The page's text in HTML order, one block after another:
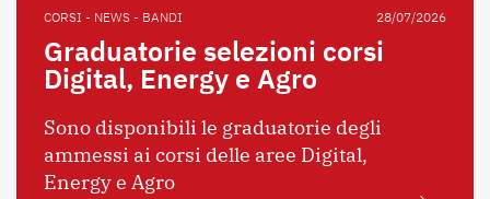
CORSI - NEWS - BANDI 28/07/2026
Graduatorie selezioni corsi
Digital, Energy e Agro
Sono disponibili le graduatorie degli
ammessi ai corsi delle aree Digital,
Energy e Agro